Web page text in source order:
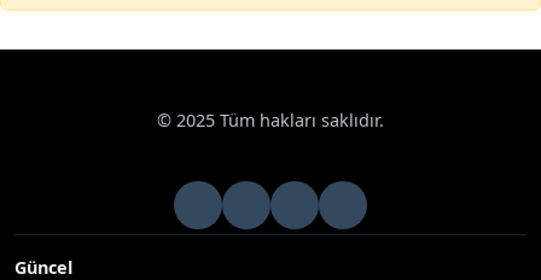
© 2025 Tüm hakları saklıdır.
Güncel